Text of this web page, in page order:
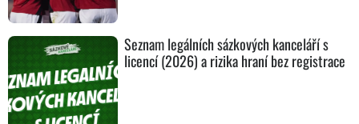
Seznam legálních sázkových kanceláří s
licencí (2026) a rizika hraní bez registrace